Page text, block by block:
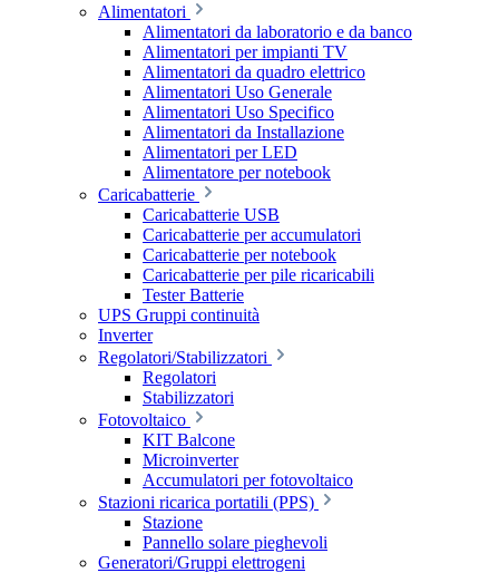
Alimentatori
Alimentatori da laboratorio e da banco
Alimentatori per impianti TV
Alimentatori da quadro elettrico
Alimentatori Uso Generale
Alimentatori Uso Specifico
Alimentatori da Installazione
Alimentatori per LED
Alimentatore per notebook
Caricabatterie
Caricabatterie USB
Caricabatterie per accumulatori
Caricabatterie per notebook
Caricabatterie per pile ricaricabili
Tester Batterie
UPS Gruppi continuità
Inverter
Regolatori/Stabilizzatori
Regolatori
Stabilizzatori
Fotovoltaico
KIT Balcone
Microinverter
Accumulatori per fotovoltaico
Stazioni ricarica portatili (PPS)
Stazione
Pannello solare pieghevoli
Generatori/Gruppi elettrogeni